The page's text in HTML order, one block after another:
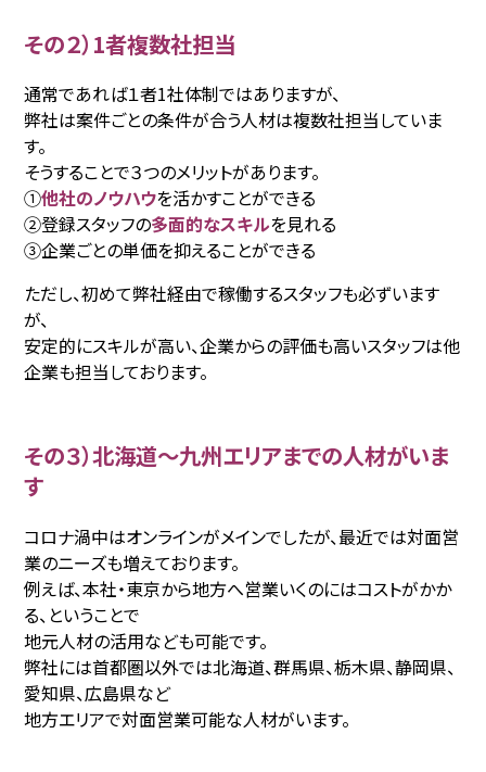
その２）1者複数社担当
通常であれば１者1社体制ではありますが、
弊社は案件ごとの条件が合う人材は複数社担当していま
す。
そうすることで３つのメリットがあります。
①他社のノウハウを活かすことができる
②登録スタッフの多面的なスキルを見れる
③企業ごとの単価を抑えることができる
ただし、初めて弊社経由で稼働するスタッフも必ずいます
が、
安定的にスキルが高い、企業からの評価も高いスタッフは他
企業も担当しております。
その３）北海道〜九州エリアまでの人材がいま
す
コロナ渦中はオンラインがメインでしたが、最近では対面営
業のニーズも増えております。
例えば、本社・東京から地方へ営業いくのにはコストがかか
る、ということで
地元人材の活用なども可能です。
弊社には首都圏以外では北海道、群馬県、栃木県、静岡県、
愛知県、広島県など
地方エリアで対面営業可能な人材がいます。